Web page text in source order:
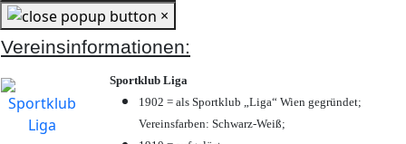
×
Vereinsinformationen:
Sportklub Liga
1902 = als Sportklub „Liga“ Wien gegründet;
Vereinsfarben: Schwarz-Weiß;